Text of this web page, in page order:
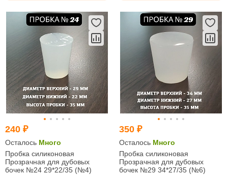
240 ₽
Осталось Много
Пробка силиконовая
Прозрачная для дубовых
бочек №24 29*22/35 (№4)
350 ₽
Осталось Много
Пробка силиконовая
Прозрачная для дубовых
бочек №29 34*27/35 (№6)